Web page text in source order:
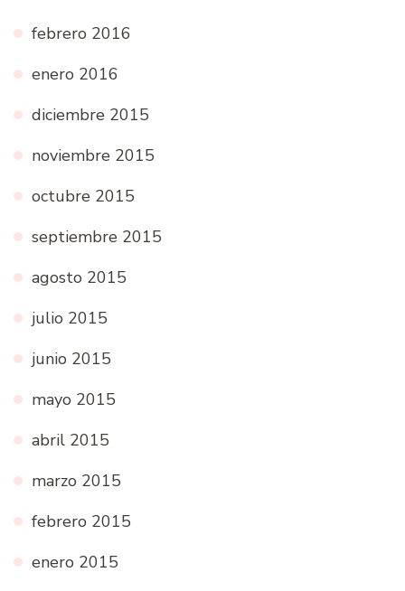
febrero 2016
enero 2016
diciembre 2015
noviembre 2015
octubre 2015
septiembre 2015
agosto 2015
julio 2015
junio 2015
mayo 2015
abril 2015
marzo 2015
febrero 2015
enero 2015